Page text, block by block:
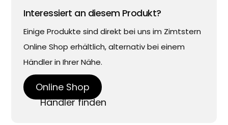
Interessiert an diesem Produkt?
Einige Produkte sind direkt bei uns im Zimtstern
Online Shop erhältlich, alternativ bei einem
Händler in Ihrer Nähe.
Online Shop
Händler finden